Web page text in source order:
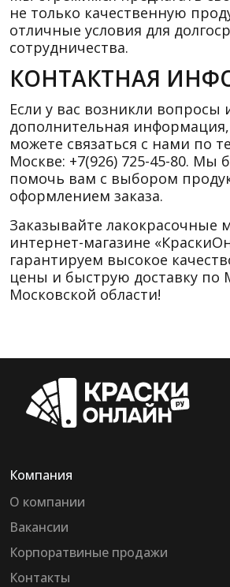
не только качественную
отличные условия для
сотрудничества.
КОНТАКТНАЯ
Если у вас возникли вопросы
дополнительная
можете связаться с нами по
Москве: +7(926) 725-45-80. Мы
помочь вам с выбором
оформлением заказа.
Заказывайте лакокрасочные
интернет-магазине
гарантируем высокое
цены и быструю доставку по
Московской области!
Компания
О компании
Вакансии
Корпоратвиные продажи
Контакты